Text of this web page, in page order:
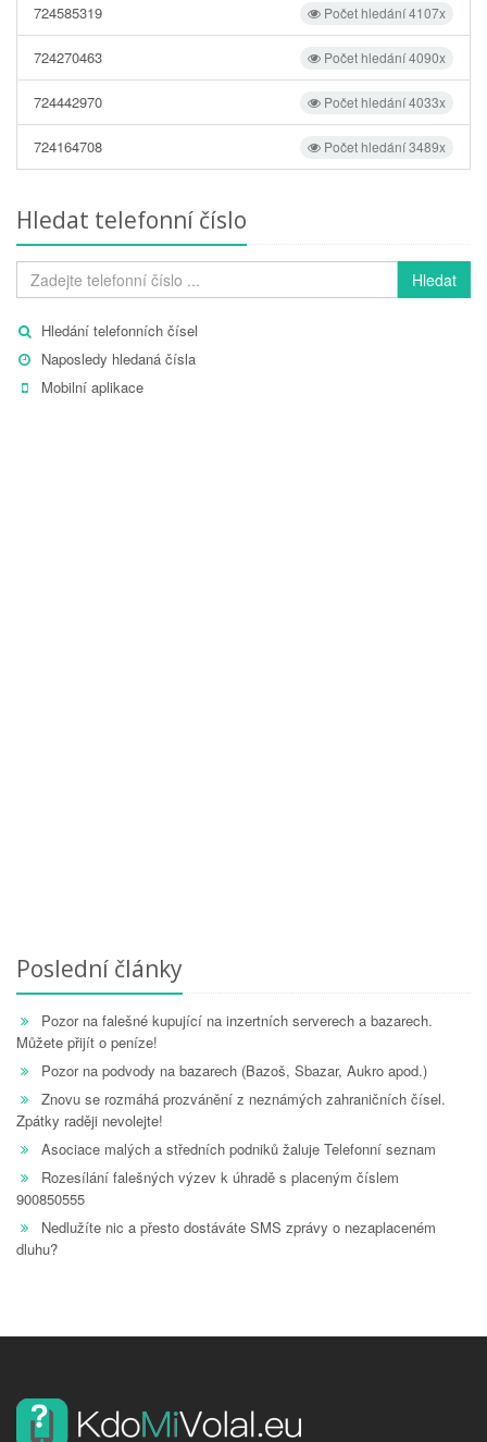
Počet hledání 4107x
724585319
Počet hledání 4090x
724270463
Počet hledání 4033x
724442970
Počet hledání 3489x
724164708
Hledat telefonní číslo
Hledat
Hledání telefonních čísel
Naposledy hledaná čísla
Mobilní aplikace
Poslední články
Pozor na falešné kupující na inzertních serverech a bazarech.
Můžete přijít o peníze!
Pozor na podvody na bazarech (Bazoš, Sbazar, Aukro apod.)
Znovu se rozmáhá prozvánění z neznámých zahraničních čísel.
Zpátky raději nevolejte!
Asociace malých a středních podniků žaluje Telefonní seznam
Rozesílání falešných výzev k úhradě s placeným číslem
900850555
Nedlužíte nic a přesto dostáváte SMS zprávy o nezaplaceném
dluhu?